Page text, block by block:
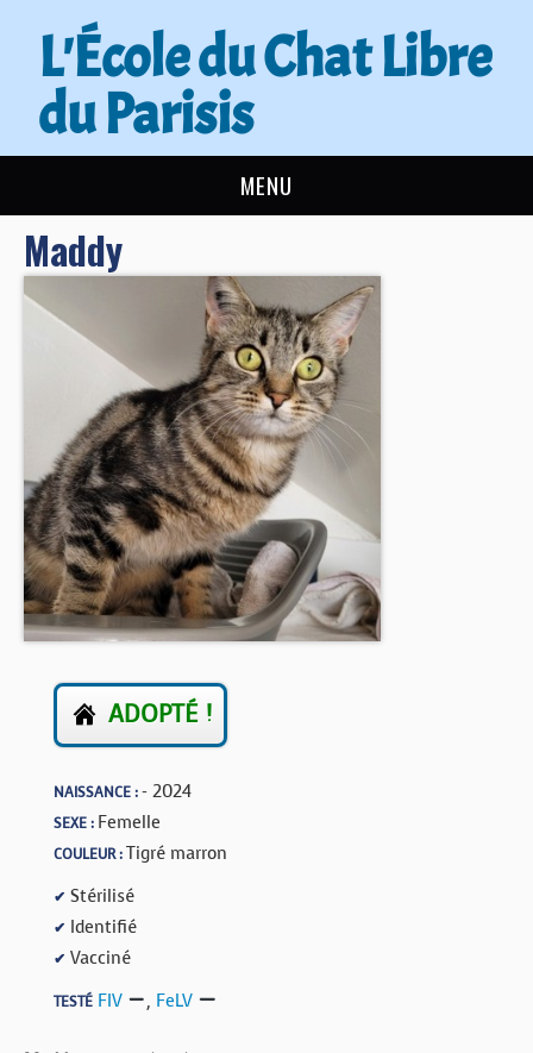
L'École du Chat Libre
du Parisis
MENU
L’ÉCOLE DU CHAT
ACTUALITÉS
NOUS AIDER
CONTACT
BOUTIQUE
FORUM
Maddy
ADOPTÉ !
NAISSANCE :- 2024
SEXE : Femelle
COULEUR :Tigré marron
✔ Stérilisé
✔ Identifié
✔ Vacciné
TESTÉ FIV , FeLV